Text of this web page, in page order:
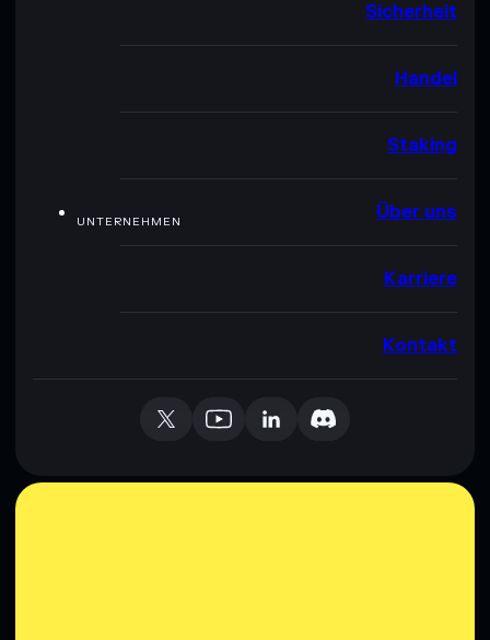
Sicherheit
Handel
Staking
UNTERNEHMEN Über uns
Karriere
Kontakt